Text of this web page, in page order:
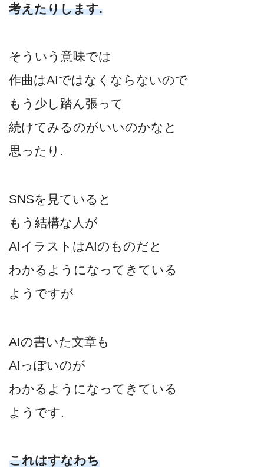
考えたりします.
そういう意味では
作曲はAIではなくならないので
もう少し踏ん張って
続けてみるのがいいのかなと
思ったり.
SNSを見ていると
もう結構な人が
AIイラストはAIのものだと
わかるようになってきている
ようですが
AIの書いた文章も
AIっぽいのが
わかるようになってきている
ようです.
これはすなわち